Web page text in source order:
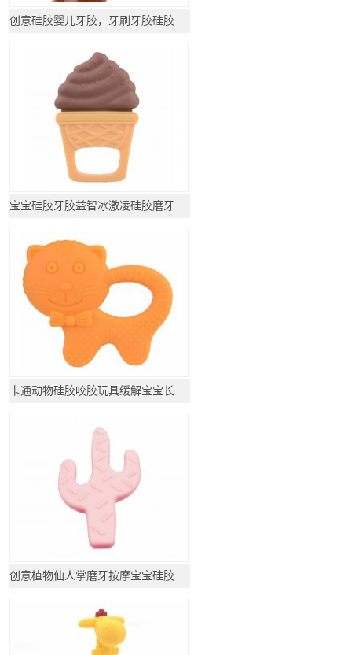
创意硅胶婴儿牙胶，牙刷牙胶硅胶_硅胶母婴用品
宝宝硅胶牙胶益智冰激凌硅胶磨牙玩具
卡通动物硅胶咬胶玩具缓解宝宝长牙不适
创意植物仙人掌磨牙按摩宝宝硅胶咬胶制品